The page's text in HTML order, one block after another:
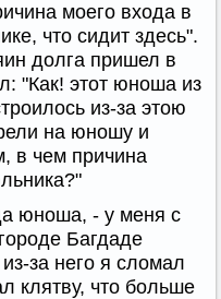
моего входа в
что сидит здесь".
долга пришел в
"Как! этот юноша из
из-за этою
на юношу и
в чем причина
юноша, - у меня с
Багдаде
за него я сломал
клятву, что больше